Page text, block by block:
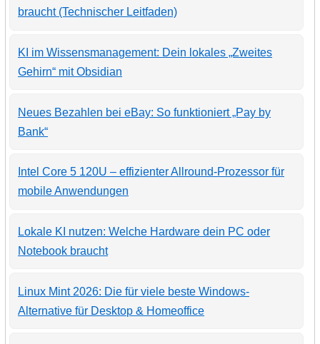
braucht (Technischer Leitfaden)
KI im Wissensmanagement: Dein lokales „Zweites
Gehirn“ mit Obsidian
Neues Bezahlen bei eBay: So funktioniert „Pay by
Bank“
Intel Core 5 120U – effizienter Allround-Prozessor für
mobile Anwendungen
Lokale KI nutzen: Welche Hardware dein PC oder
Notebook braucht
Linux Mint 2026: Die für viele beste Windows-
Alternative für Desktop & Homeoffice